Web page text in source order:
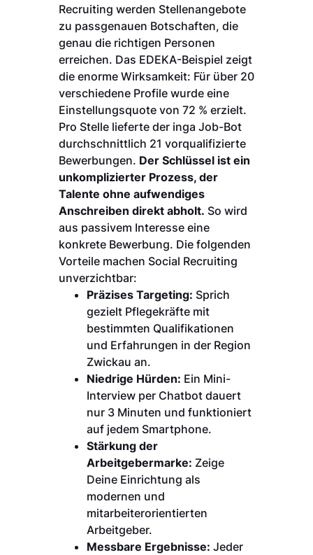
Recruiting werden Stellenangebote
zu passgenauen Botschaften, die
genau die richtigen Personen
erreichen. Das EDEKA-Beispiel zeigt
die enorme Wirksamkeit: Für über 20
verschiedene Profile wurde eine
Einstellungsquote von 72 % erzielt.
Pro Stelle lieferte der inga Job-Bot
durchschnittlich 21 vorqualifizierte
Bewerbungen. Der Schlüssel ist ein
unkomplizierter Prozess, der
Talente ohne aufwendiges
Anschreiben direkt abholt. So wird
aus passivem Interesse eine
konkrete Bewerbung. Die folgenden
Vorteile machen Social Recruiting
unverzichtbar:
Präzises Targeting: Sprich
gezielt Pflegekräfte mit
bestimmten Qualifikationen
und Erfahrungen in der Region
Zwickau an.
Niedrige Hürden: Ein Mini-
Interview per Chatbot dauert
nur 3 Minuten und funktioniert
auf jedem Smartphone.
Stärkung der
Arbeitgebermarke: Zeige
Deine Einrichtung als
modernen und
mitarbeiterorientierten
Arbeitgeber.
Messbare Ergebnisse: Jeder